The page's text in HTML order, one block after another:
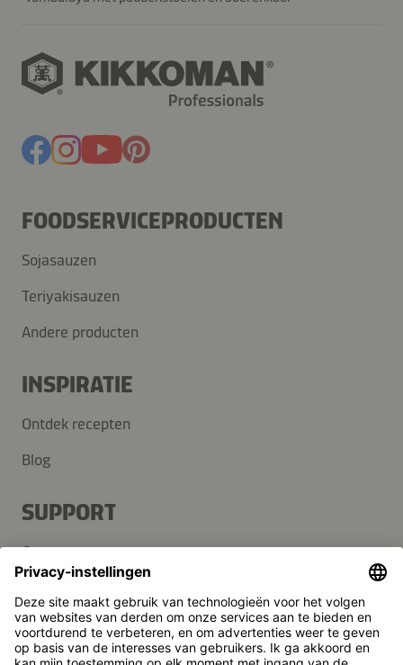
FOODSERVICEPRODUCTEN
Sojasauzen
Teriyakisauzen
Andere producten
INSPIRATIE
Ontdek recepten
Blog
SUPPORT
Contact
Media